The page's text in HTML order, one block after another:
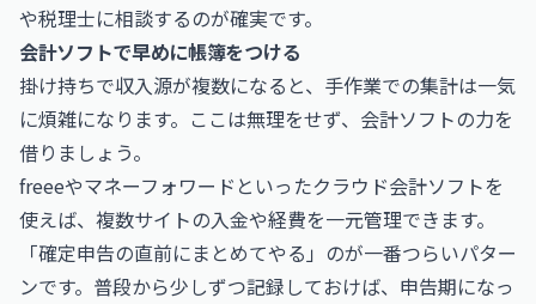
や税理士に相談するのが確実です。
会計ソフトで早めに帳簿をつける
掛け持ちで収入源が複数になると、手作業での集計は一気
に煩雑になります。ここは無理をせず、会計ソフトの力を
借りましょう。
freeeやマネーフォワード といったクラウド会計ソフトを
使えば、複数サイトの入金や経費を一元管理できます。
「確定申告の直前にまとめてやる」のが一番つらいパター
ンです。普段から少しずつ記録しておけば、申告期になっ